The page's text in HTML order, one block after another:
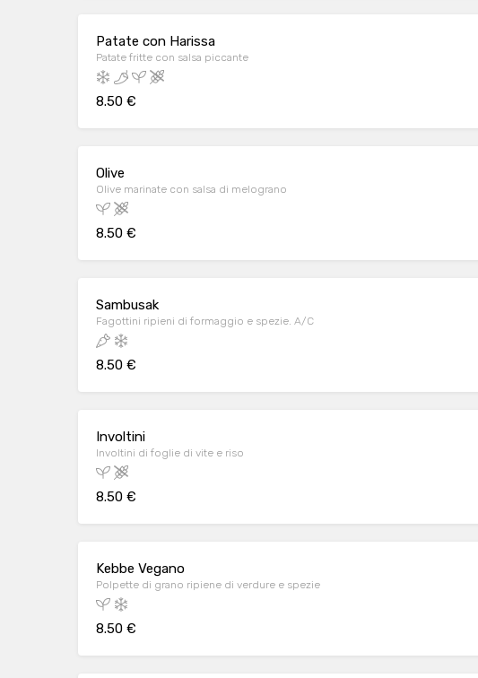
Patate con Harissa
Patate fritte con salsa piccante
8.50 €
Olive
Olive marinate con salsa di melograno
8.50 €
Sambusak
Fagottini ripieni di formaggio e spezie. A/C
8.50 €
Involtini
Involtini di foglie di vite e riso
8.50 €
Kebbe Vegano
Polpette di grano ripiene di verdure e spezie
8.50 €